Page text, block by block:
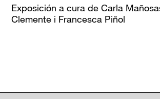
Exposición a cura de Carla
Clemente i Francesca Piñol